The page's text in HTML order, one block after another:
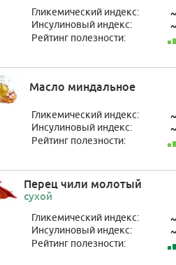
Гликемический индекс: ~
Инсулиновый индекс: ~
Рейтинг полезности:
Масло миндальное
Гликемический индекс: ~
Инсулиновый индекс: ~
Рейтинг полезности:
Перец чили молотый
сухой
Гликемический индекс: ~
Инсулиновый индекс: ~
Рейтинг полезности: